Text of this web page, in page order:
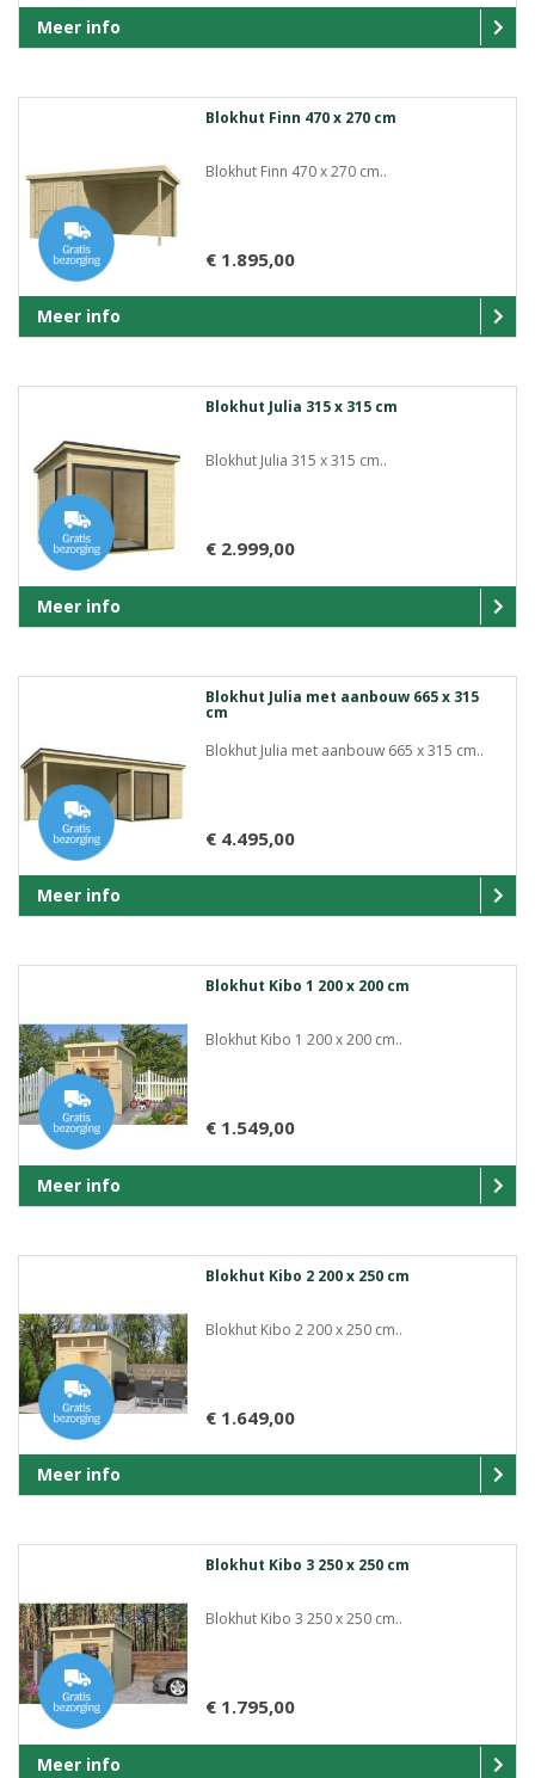
Meer info
Blokhut Finn 470 x 270 cm
Blokhut Finn 470 x 270 cm..
€ 1.895,00
Meer info
Blokhut Julia 315 x 315 cm
Blokhut Julia 315 x 315 cm..
€ 2.999,00
Meer info
Blokhut Julia met aanbouw 665 x 315
cm
Blokhut Julia met aanbouw 665 x 315 cm..
€ 4.495,00
Meer info
Blokhut Kibo 1 200 x 200 cm
Blokhut Kibo 1 200 x 200 cm..
€ 1.549,00
Meer info
Blokhut Kibo 2 200 x 250 cm
Blokhut Kibo 2 200 x 250 cm..
€ 1.649,00
Meer info
Blokhut Kibo 3 250 x 250 cm
Blokhut Kibo 3 250 x 250 cm..
€ 1.795,00
Meer info